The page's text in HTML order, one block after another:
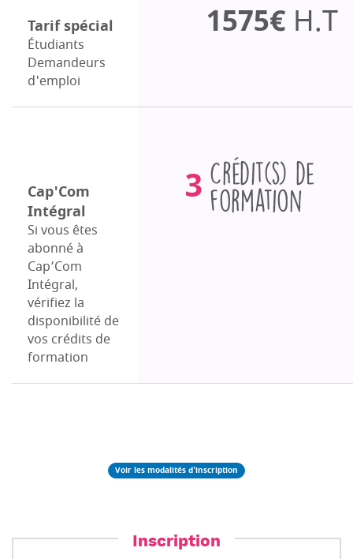
Tarif spécial
Étudiants
Demandeurs
d'emploi
1575€ H.T
Cap'Com
Intégral
Si vous êtes
abonné à
Cap’Com
Intégral,
vérifiez la
disponibilité de
vos crédits de
formation
3
Crédits
de
formation
Voir les modalités d'inscription
Inscription